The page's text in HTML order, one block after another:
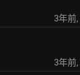
3年前,
3年前,